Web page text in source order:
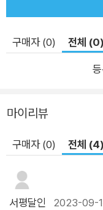
구매자 (0) 전체 (0)
마이리뷰
구매자 (0) 전체 (4)
서평달인 2023-09-